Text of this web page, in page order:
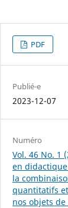
PDF
Publié-e
2023-12-07
Numéro
Vol. 46 No. 1
en
la
quantitatifs
nos objets